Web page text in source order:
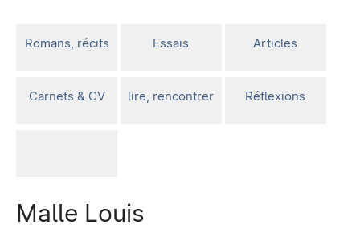
Romans, récits Essais Articles
Carnets & CV lire, rencontrer Réflexions
Malle Louis